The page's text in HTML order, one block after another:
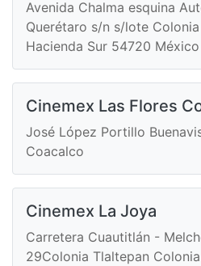
Avenida Chalma esquina
Querétaro s/n s/lote
Hacienda Sur 54720 México
Cinemex Las Flores
José López Portillo
Coacalco
Cinemex La Joya
Carretera Cuautitlán -
29Colonia Tlaltepan